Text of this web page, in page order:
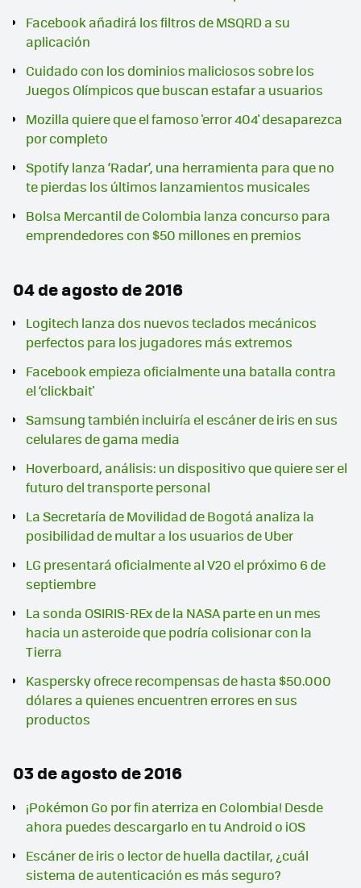
Facebook añadirá los filtros de MSQRD a su
aplicación
Cuidado con los dominios maliciosos sobre los
Juegos Olímpicos que buscan estafar a usuarios
Mozilla quiere que el famoso 'error 404' desaparezca
por completo
Spotify lanza ‘Radar’, una herramienta para que no
te pierdas los últimos lanzamientos musicales
Bolsa Mercantil de Colombia lanza concurso para
emprendedores con $50 millones en premios
04 de agosto de 2016
Logitech lanza dos nuevos teclados mecánicos
perfectos para los jugadores más extremos
Facebook empieza oficialmente una batalla contra
el ‘clickbait'
Samsung también incluiría el escáner de iris en sus
celulares de gama media
Hoverboard, análisis: un dispositivo que quiere ser el
futuro del transporte personal
La Secretaría de Movilidad de Bogotá analiza la
posibilidad de multar a los usuarios de Uber
LG presentará oficialmente al V20 el próximo 6 de
septiembre
La sonda OSIRIS-REx de la NASA parte en un mes
hacia un asteroide que podría colisionar con la
Tierra
Kaspersky ofrece recompensas de hasta $50.000
dólares a quienes encuentren errores en sus
productos
03 de agosto de 2016
¡Pokémon Go por fin aterriza en Colombia! Desde
ahora puedes descargarlo en tu Android o iOS
Escáner de iris o lector de huella dactilar, ¿cuál
sistema de autenticación es más seguro?